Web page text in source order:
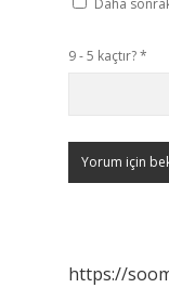
Daha
9 - 5 kaçtır?*
https://